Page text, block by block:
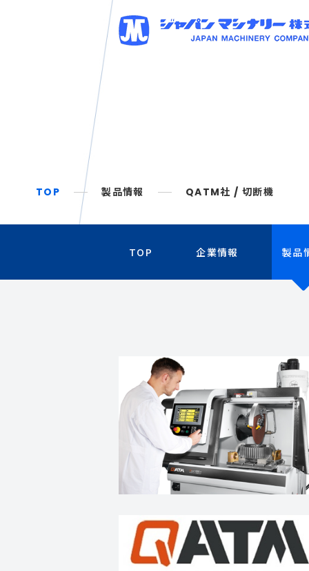
TOP 製品情報 QATM社 / 切断機
TOP 企業情報 製品